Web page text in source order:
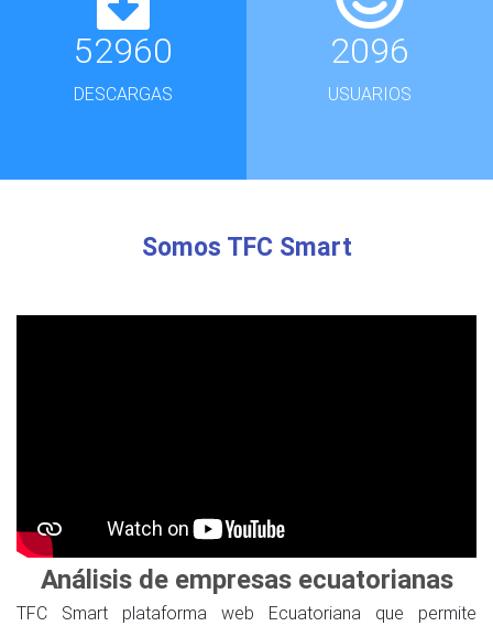
52960
DESCARGAS
2096
USUARIOS
Somos TFC Smart
Análisis de empresas ecuatorianas
TFC Smart plataforma web Ecuatoriana que permite